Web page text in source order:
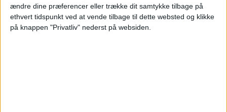
ændre dine præferencer eller trække dit samtykke tilbage på
ethvert tidspunkt ved at vende tilbage til dette websted og klikke
på knappen "Privatliv" nederst på websiden.